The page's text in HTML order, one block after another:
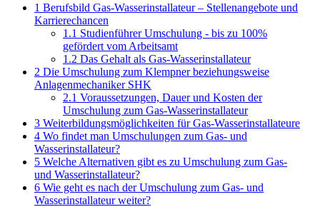
1 Berufsbild Gas-Wasserinstallateur – Stellenangebote und
Karrierechancen
1.1 Studienführer Umschulung - bis zu 100%
gefördert vom Arbeitsamt
1.2 Das Gehalt als Gas-Wasserinstallateur
2 Die Umschulung zum Klempner beziehungsweise
Anlagenmechaniker SHK
2.1 Voraussetzungen, Dauer und Kosten der
Umschulung zum Gas-Wasserinstallateur
3 Weiterbildungsmöglichkeiten für Gas-Wasserinstallateure
4 Wo findet man Umschulungen zum Gas- und
Wasserinstallateur?
5 Welche Alternativen gibt es zu Umschulung zum Gas-
und Wasserinstallateur?
6 Wie geht es nach der Umschulung zum Gas- und
Wasserinstallateur weiter?